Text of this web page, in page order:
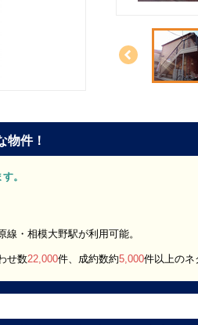
物件！
。
・相模大野駅が利用可能。
せ数22,000件、成約数約5,000件以上のネ